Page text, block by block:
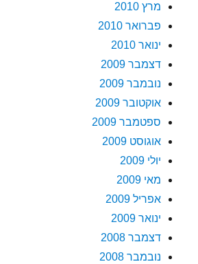
מרץ 2010
פברואר 2010
ינואר 2010
דצמבר 2009
נובמבר 2009
אוקטובר 2009
ספטמבר 2009
אוגוסט 2009
יולי 2009
מאי 2009
אפריל 2009
ינואר 2009
דצמבר 2008
נובמבר 2008